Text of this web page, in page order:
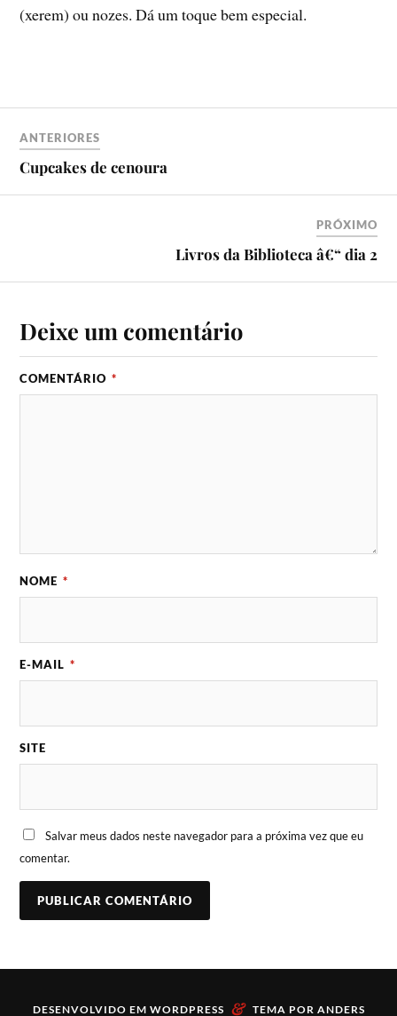
(xerem) ou nozes. Dá um toque bem especial.
ANTERIORES
Cupcakes de cenoura
PRÓXIMO
Livros da Biblioteca â€“ dia 2
Deixe um comentário
COMENTÁRIO *
NOME *
E-MAIL *
SITE
Salvar meus dados neste navegador para a próxima vez que eu
comentar.
DESENVOLVIDO EM WORDPRESS & TEMA POR ANDERS